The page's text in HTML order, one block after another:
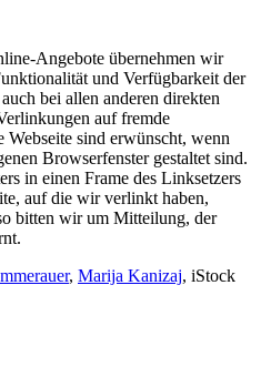
Angebote übernehmen wir
und Verfügbarkeit der
bei allen anderen direkten
auf fremde
Webseite sind erwünscht, wenn
Browserfenster gestaltet sind.
in einen Frame des Linksetzers
auf die wir verlinkt haben,
bitten wir um Mitteilung, der
, Marija Kanizaj, iStock